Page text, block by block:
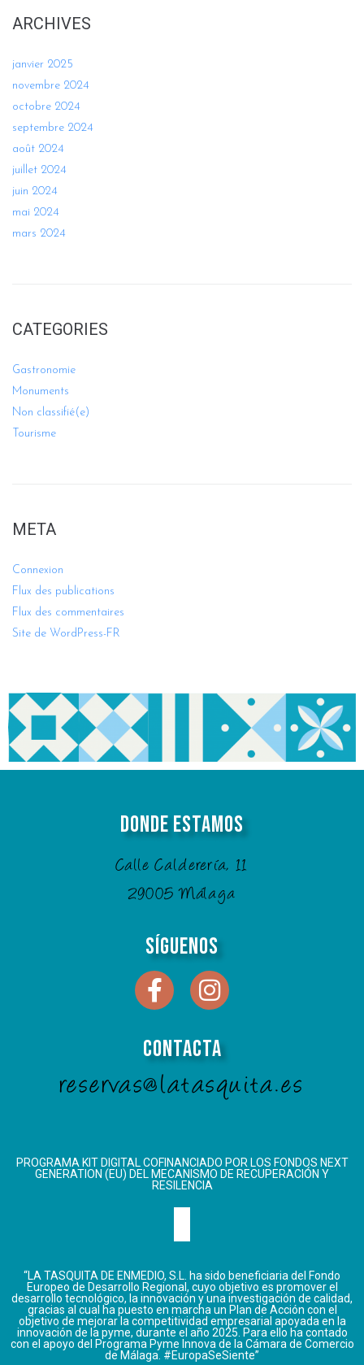
ARCHIVES
janvier 2025
novembre 2024
octobre 2024
septembre 2024
août 2024
juillet 2024
juin 2024
mai 2024
mars 2024
CATEGORIES
Gastronomie
Monuments
Non classifié(e)
Tourisme
META
Connexion
Flux des publications
Flux des commentaires
Site de WordPress-FR
Donde Estamos
Calle Calderería, 11
29005 Málaga
Síguenos
Contacta
reservas@latasquita.es
PROGRAMA KIT DIGITAL COFINANCIADO POR LOS FONDOS NEXT
GENERATION (EU) DEL MECANISMO DE RECUPERACIÓN Y
RESILENCIA
“LA TASQUITA DE ENMEDIO, S.L. ha sido beneficiaria del Fondo
Europeo de Desarrollo Regional, cuyo objetivo es promover el
desarrollo tecnológico, la innovación y una investigación de calidad,
gracias al cual ha puesto en marcha un Plan de Acción con el
objetivo de mejorar la competitividad empresarial apoyada en la
innovación de la pyme, durante el año 2025. Para ello ha contado
con el apoyo del Programa Pyme Innova de la Cámara de Comercio
de Málaga. #EuropaSeSiente”